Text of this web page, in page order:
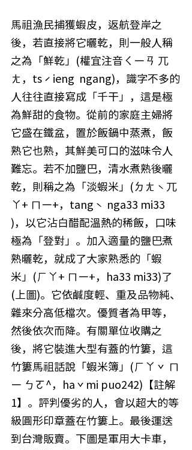
馬祖漁民捕獲蝦皮，返航登岸之
後，若直接將它曬乾，則一般人稱
之為「鮮乾」(權宜注音ㄑㄧㄢ 兀
ㄤ，tsˊieng  ngang)，識字不多的
人往往直接寫成「千干」，這是極
為鮮甜的食物。從前的家庭主婦將
它盛在鐵盆，置於飯鍋中蒸煮，飯
熟它也熟，其鮮美可口的滋味令人
難忘。若不加鹽巴，清水煮熟後曬
乾，則稱之為「淡蝦米」(ㄉㄤˋ兀
ㄚ+ ㄇㄧ+，tangˋ nga33 mi33
)，以它沾白醋配溫熱的稀飯，口味
極為「登對」。加入適量的鹽巴煮
熟曬乾，就成了大家熟悉的「蝦
米」(ㄏㄚ+ ㄇㄧ+，ha33 mi33)了
(上圖)。它依鹹度輕、重及品物純、
雜來分高低檔次。優質者為甲等，
然後依次而降。有關單位收購之
後，將它裝進大型有蓋的竹簍，這
竹簍馬祖話說「蝦米簿」(ㄏㄚˇ ㄇ
ㄧ ㄅㄛ^，haˇmi puo242)【註解
1】。評判優劣的人，會以超大的等
級圓形印章蓋在竹簍上。最後運送
到台灣販賣。下圖是軍用大卡車，